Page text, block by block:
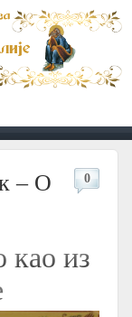
– О
0
као из